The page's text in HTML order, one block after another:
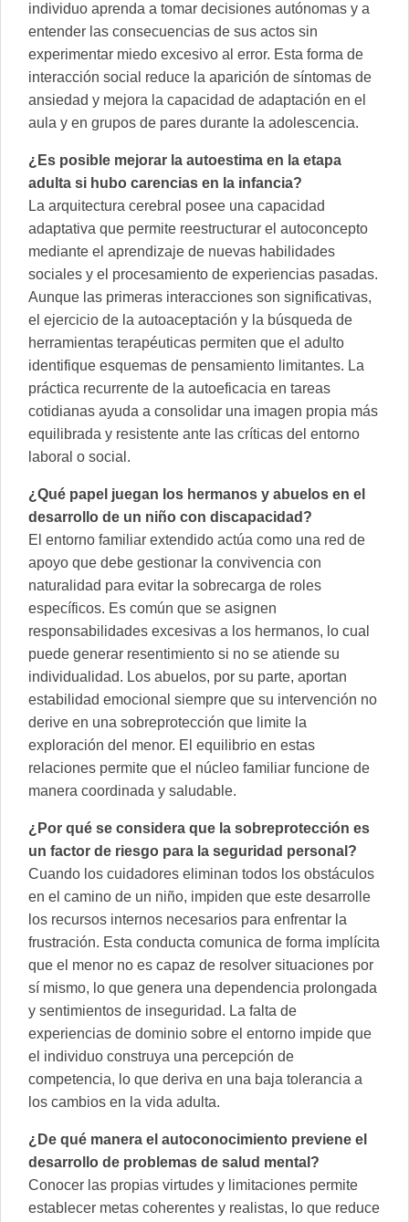
individuo aprenda a tomar decisiones autónomas y a
entender las consecuencias de sus actos sin
experimentar miedo excesivo al error. Esta forma de
interacción social reduce la aparición de síntomas de
ansiedad y mejora la capacidad de adaptación en el
aula y en grupos de pares durante la adolescencia.
¿Es posible mejorar la autoestima en la etapa
adulta si hubo carencias en la infancia?
La arquitectura cerebral posee una capacidad
adaptativa que permite reestructurar el autoconcepto
mediante el aprendizaje de nuevas habilidades
sociales y el procesamiento de experiencias pasadas.
Aunque las primeras interacciones son significativas,
el ejercicio de la autoaceptación y la búsqueda de
herramientas terapéuticas permiten que el adulto
identifique esquemas de pensamiento limitantes. La
práctica recurrente de la autoeficacia en tareas
cotidianas ayuda a consolidar una imagen propia más
equilibrada y resistente ante las críticas del entorno
laboral o social.
¿Qué papel juegan los hermanos y abuelos en el
desarrollo de un niño con discapacidad?
El entorno familiar extendido actúa como una red de
apoyo que debe gestionar la convivencia con
naturalidad para evitar la sobrecarga de roles
específicos. Es común que se asignen
responsabilidades excesivas a los hermanos, lo cual
puede generar resentimiento si no se atiende su
individualidad. Los abuelos, por su parte, aportan
estabilidad emocional siempre que su intervención no
derive en una sobreprotección que limite la
exploración del menor. El equilibrio en estas
relaciones permite que el núcleo familiar funcione de
manera coordinada y saludable.
¿Por qué se considera que la sobreprotección es
un factor de riesgo para la seguridad personal?
Cuando los cuidadores eliminan todos los obstáculos
en el camino de un niño, impiden que este desarrolle
los recursos internos necesarios para enfrentar la
frustración. Esta conducta comunica de forma implícita
que el menor no es capaz de resolver situaciones por
sí mismo, lo que genera una dependencia prolongada
y sentimientos de inseguridad. La falta de
experiencias de dominio sobre el entorno impide que
el individuo construya una percepción de
competencia, lo que deriva en una baja tolerancia a
los cambios en la vida adulta.
¿De qué manera el autoconocimiento previene el
desarrollo de problemas de salud mental?
Conocer las propias virtudes y limitaciones permite
establecer metas coherentes y realistas, lo que reduce